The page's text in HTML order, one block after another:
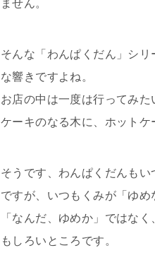
ません。
そんな「わんぱくだん」シ
な響きですよね。
お店の中は一度は行ってみた
ケーキのなる木に、ホット
そうです、わんぱくだんも
ですが、いつもくみが「ゆ
「なんだ、ゆめか」ではな
もしろいところです。